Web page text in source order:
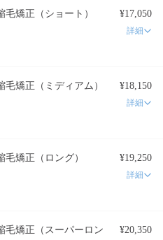
矯正（ショート） ¥17,050
詳細
矯正（ミディアム） ¥18,150
詳細
矯正（ロング） ¥19,250
詳細
毛矯正（スーパーロン
¥20,350